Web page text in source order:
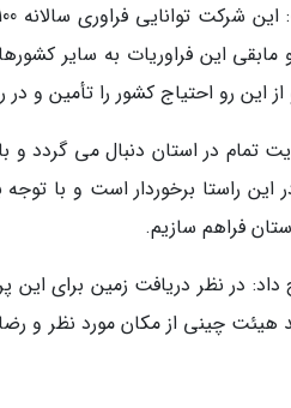
این فراوریات به سایر
این رو احتیاج کشور را تأمین و
در استان دنبال می گردد و
راستا برخوردار است و با
فراهم سازیم.
در نظر دریافت زمین برای این
هیئت چینی از مکان مورد نظر